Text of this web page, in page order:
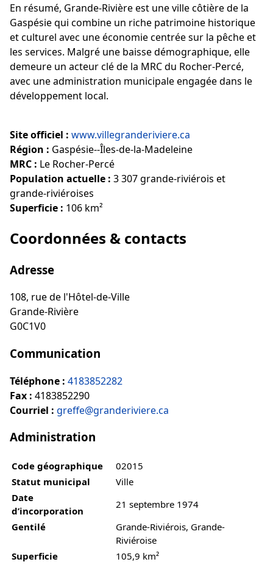
En résumé, Grande-Rivière est une ville côtière de la
Gaspésie qui combine un riche patrimoine historique
et culturel avec une économie centrée sur la pêche et
les services. Malgré une baisse démographique, elle
demeure un acteur clé de la MRC du Rocher-Percé,
avec une administration municipale engagée dans le
développement local.
Site officiel : www.villegranderiviere.ca
Région : Gaspésie--Îles-de-la-Madeleine
MRC : Le Rocher-Percé
Population actuelle : 3 307 grande-riviérois et
grande-riviéroises
Superficie : 106 km²
Coordonnées & contacts
Adresse
108, rue de l'Hôtel-de-Ville
Grande-Rivière
G0C1V0
Communication
Téléphone : 4183852282
Fax : 4183852290
Courriel : greffe@granderiviere.ca
Administration
Code géographique
02015
Statut municipal
Ville
Date
d’incorporation
21 septembre 1974
Gentilé
Grande-Riviérois, Grande-
Riviéroise
Superficie
105,9 km²